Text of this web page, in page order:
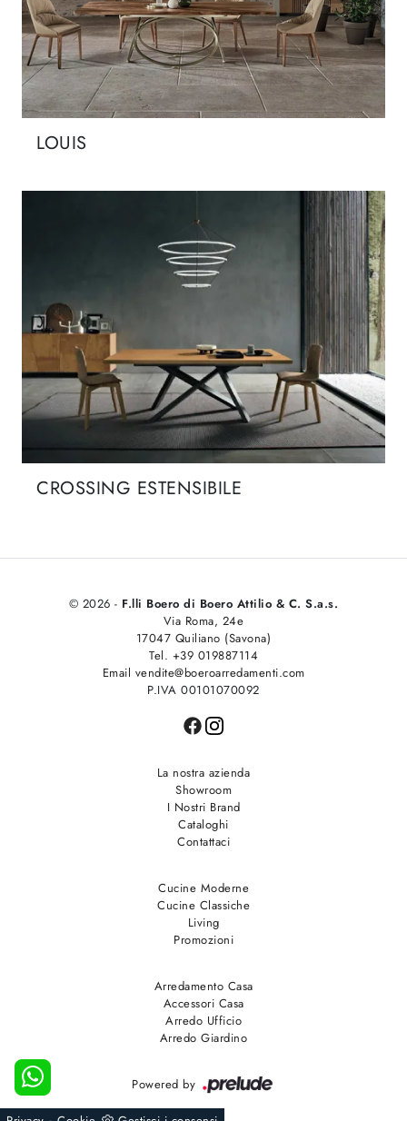
LOUIS
CROSSING ESTENSIBILE
© 2026 - F.lli Boero di Boero Attilio & C. S.a.s.
Via Roma, 24e
17047 Quiliano (Savona)
Tel. +39 019887114
Email vendite@boeroarredamenti.com
P.IVA 00101070092
La nostra azienda
Showroom
I Nostri Brand
Cataloghi
Contattaci
Cucine Moderne
Cucine Classiche
Living
Promozioni
Arredamento Casa
Accessori Casa
Arredo Ufficio
Arredo Giardino
Powered by